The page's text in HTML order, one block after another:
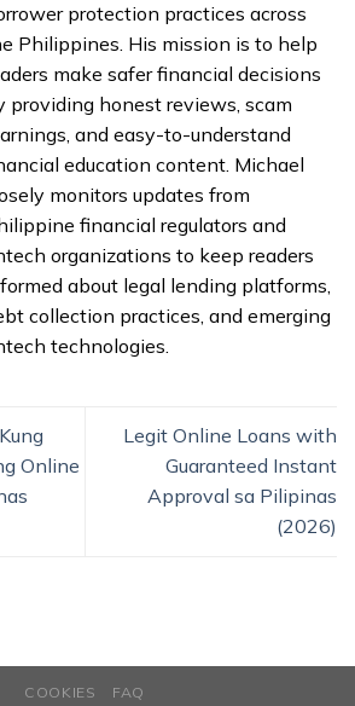
protection practices across
Philippines. His mission is to help
make safer financial decisions
providing honest reviews, scam
and easy-to-understand
education content. Michael
monitors updates from
financial regulators and
organizations to keep readers
about legal lending platforms,
collection practices, and emerging
technologies.
Online
Legit Online Loans with
Guaranteed Instant
Approval sa Pilipinas
(2026)
COOKIES FAQ